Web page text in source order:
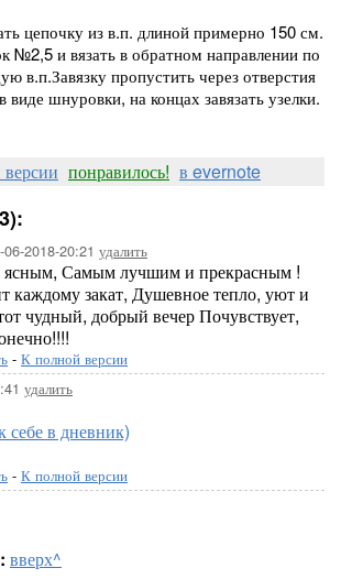
цепочку из в.п. длиной примерно 150 см.
№2,5 и вязать в обратном направлении по
в.п.Завязку пропустить через отверстия
виде шнуровки, на концах завязать узелки.
понравилось! в evernote
06-2018-20:21 удалить
ясным, Самым лучшим и прекрасным !
каждому закат, Душевное тепло, уют и
чудный, добрый вечер Почувствует,
- К полной версии
удалить
себе в дневник)
- К полной версии
вверх^